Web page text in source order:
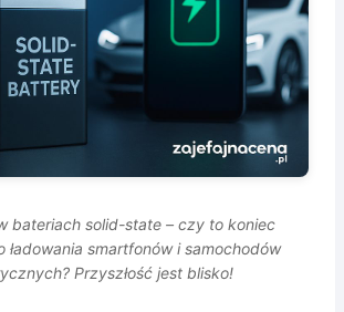
bateriach solid-state – czy to koniec
ładowania smartfonów i samochodów
Przyszłość jest blisko!